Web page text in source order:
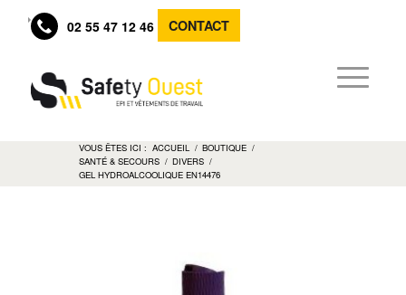
02 55 47 12 46 CONTACT
VOUS ÊTES ICI : ACCUEIL / BOUTIQUE /
SANTÉ & SECOURS / DIVERS /
GEL HYDROALCOOLIQUE EN14476